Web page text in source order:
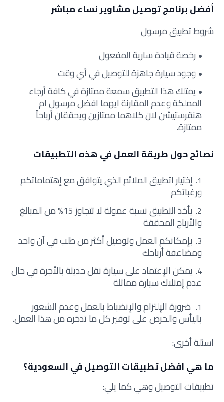
أفضل برنامج توصيل مشاوير نساء مباشر
شروط تطبيق مرسول
رخصة قيادة سارية المفعول
وجود سيارة جاهزة للتوصيل في أي وقت
يمتلك هذا التطبيق سمعة ممتازة في كافة أرجاء
المملكة وعدم المقارنة ايهما افضل مرسول ام
هنقرستيشن لان كلاهما ممتازين ويحققان أرباحاً
ممتازة.
نصائح حول طريقة العمل في هذه التطبيقات
إختيار اتطبيق الملائم الذي يتوافق مع إهتماماتكم
ورغباتكم
يأخذ التطبيق نسبة عمولة لا تتجاوز 15% من المبالغ
والأرباح المحققة
بإمكانكم العمل وتوصيل أكثر من طلب في آن واحد
ومضاعفة أرباحك
يمكن الإعتماد على سيارة نقل حديثة بالأجرة في حال
عدم إمتلاك سيارة مماثلة
ضرورة الإلتزام والإنضباط بالعمل وعدم الشعور
باليأس والحرص على توفير كل ما تدخره من هذا العمل.
اسئلة أخرى:
ما هي افضل تطبيقات التوصيل في السعودية؟
تطبيقات التوصيل وهي كما يلي: